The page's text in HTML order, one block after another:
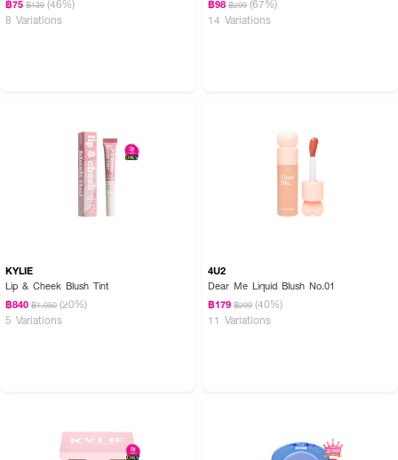
How to Use:
● ใช้แปรงหรือฟองน้ำเกลี่ยบลัชออนบริเวณโหนกแก้ม
● เบลนด์ให้เข้ากับผิวเพื่อให้สีดูนุ่มนวล
฿75 ฿139 (46%)
8 Variations
฿98 ฿299 (67%)
14 Variations
KYLIE
Lip & Cheek Blush Tint
฿840 ฿1,050 (20%)
5 Variations
4U2
Dear Me Liquid Blush No.01
฿179 ฿299 (40%)
11 Variations